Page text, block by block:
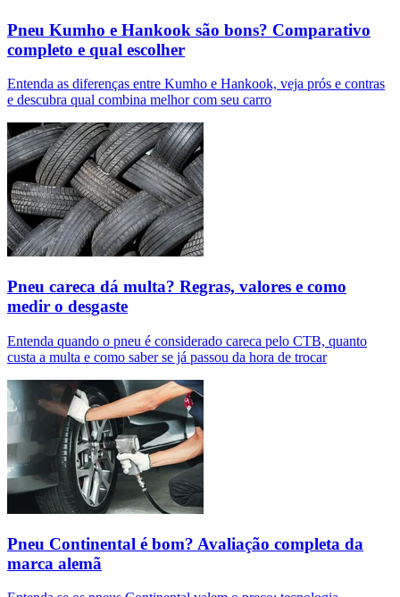
Pneu Kumho e Hankook são bons? Comparativo
completo e qual escolher
Entenda as diferenças entre Kumho e Hankook, veja prós e contras
e descubra qual combina melhor com seu carro
Pneu careca dá multa? Regras, valores e como
medir o desgaste
Entenda quando o pneu é considerado careca pelo CTB, quanto
custa a multa e como saber se já passou da hora de trocar
Pneu Continental é bom? Avaliação completa da
marca alemã